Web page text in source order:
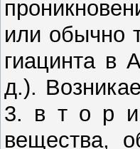
или обычно
гиацинта в
д.).
3. в т о р и
вещества,